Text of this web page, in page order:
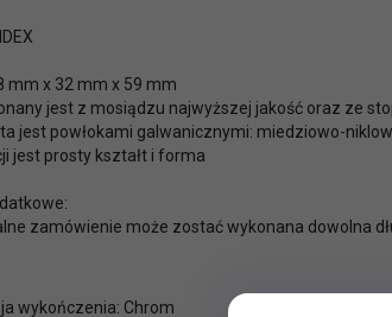
mm x 32 mm x 59 mm
jest z mosiądzu najwyższej jakość oraz ze
jest powłokami galwanicznymi: miedziowo-
jest prosty kształt i forma
zamówienie może zostać wykonana dowolna
wykończenia: Chrom